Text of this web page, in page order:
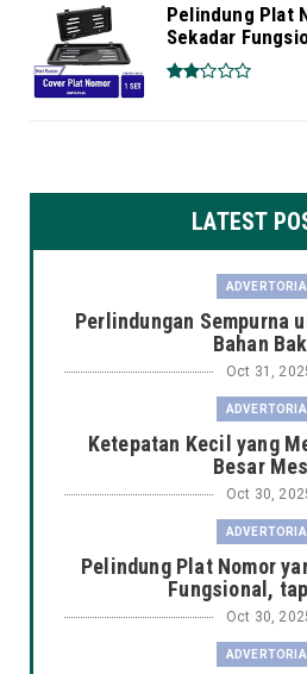
Pelindung Plat
Sekadar
LATEST
ADVERTORIAL
Perlindungan Sempurna
Bahan
Oct 31,
ADVERTORIAL
Ketepatan Kecil yang
Besar
Oct 30,
ADVERTORIAL
Pelindung Plat Nomor
Fungsional,
Oct 30,
ADVERTORIAL